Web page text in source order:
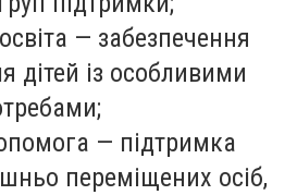
— забезпечення
дітей із особливими
— підтримка
переміщених осіб,